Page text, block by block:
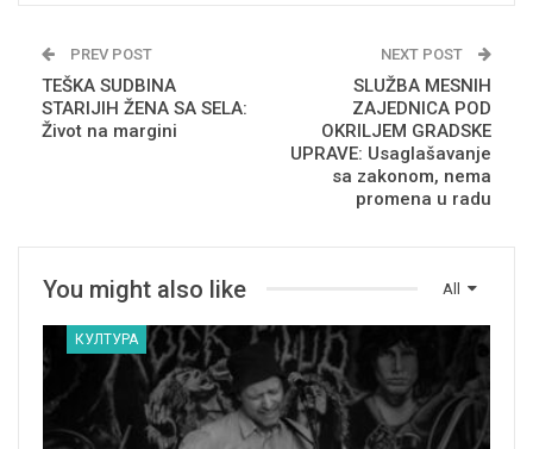
PREV POST
TEŠKA SUDBINA
STARIJIH ŽENA SA SELA:
Život na margini
NEXT POST
SLUŽBA MESNIH
ZAJEDNICA POD
OKRILJEM GRADSKE
UPRAVE: Usaglašavanje
sa zakonom, nema
promena u radu
All
You might also like
КУЛТУРА